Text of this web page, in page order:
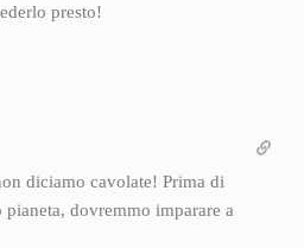
presto!
diciamo cavolate! Prima di
pianeta, dovremmo imparare a